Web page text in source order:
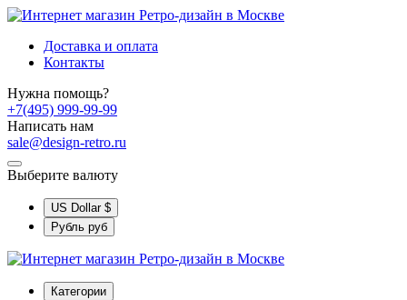
Доставка и оплата
Контакты
Нужна помощь?
+7(495) 999-99-99
Написать нам
sale@design-retro.ru
Выберите валюту
US Dollar $
Рубль руб
Категории